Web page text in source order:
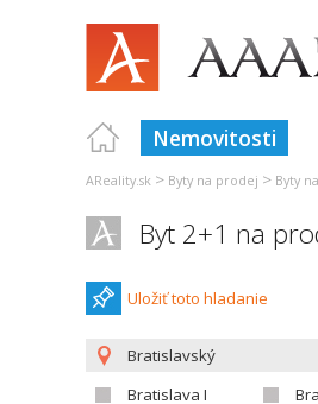
Nemovitosti
AReality.sk > Byty na prodej > Byty
Byt 2+1 na
Uložiť toto hladanie
Bratislavský
Bratislava I